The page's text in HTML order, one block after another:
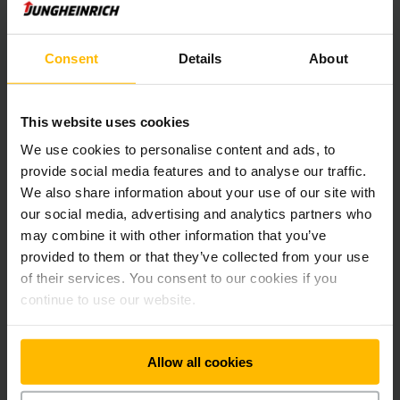
Consent Details About
This website uses cookies
We use cookies to personalise content and ads, to
provide social media features and to analyse our traffic.
We also share information about your use of our site with
our social media, advertising and analytics partners who
may combine it with other information that you’ve
provided to them or that they’ve collected from your use
of their services. You consent to our cookies if you
continue to use our website.
Allow all cookies
Jungheinrich pyrkii myös voimakkaasti varmistamaan
ihmisoikeuksien noudattamisen koko arvoketjussaan. Tätä
otetaan erityisesti huomioon ihmisoikeusnäkökohdat.
Tiukentaakseen sisäisiä prosessejaan ihmisoikeuksia
koskevien huolenpitovelvollisuuksien noudattamisen
varmistamiseksi Jungheinrich on ottanut käyttöön vastaavan
riskienhallintajärjestelmän ja määrännyt
ihmisoikeusvastaavan lisäksi myös muita valvontaelimiä,
kuten ihmisoikeusneuvoston ja konsernin
ihmisoikeusasiantuntijat. Yrityksessä tehdään säännöllisiä
riskianalyysejä mahdollisten ihmisoikeusloukkausten
tunnistamiseksi, arvioimiseksi ja ehkäisemiseksi varhaisessa
vaiheessa.
EcoVadisin tänä vuonna myöntämäplatinatason
sertifikaatti on Jungheinrichille jo kolmas peräkkäinen